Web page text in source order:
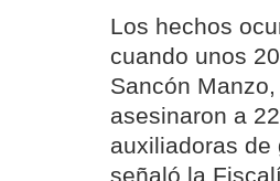
Los hechos
cuando unos
Sancón
asesinaron a
auxiliadoras de
señaló la